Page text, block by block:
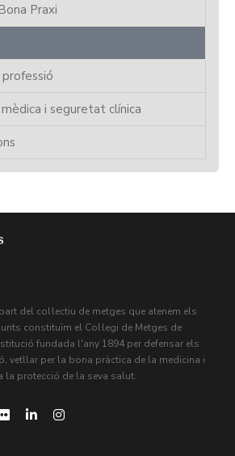
Praxi
i seguretat clínica
del col·lectiu de metges que atenem els
constituïm el Col·legi de Metges de
fundada l'any 1894 per defensar els
vetllar per la bona pràctica de la medicina i
la protecció de la seva salut.